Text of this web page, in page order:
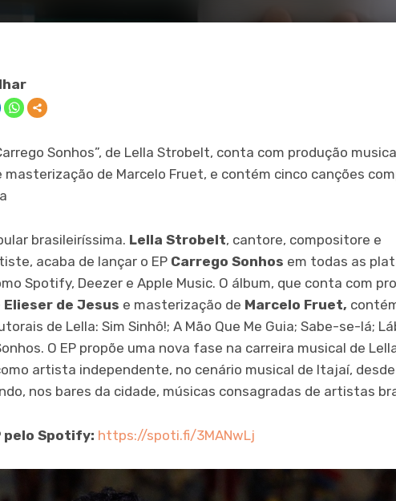
Sonhos”, de Lella Strobelt, conta com produção
masterização de Marcelo Fruet, e contém cinco canções
brasileiríssima. Lella Strobelt, cantore, compositore e
acaba de lançar o EP Carrego Sonhos em todas as
Spotify, Deezer e Apple Music. O álbum, que conta com
Elieser de Jesus e masterização de Marcelo Fruet,
de Lella: Sim Sinhô!; A Mão Que Me Guia; Sabe-se-lá;
O EP propõe uma nova fase na carreira musical de
artista independente, no cenário musical de Itajaí, desde
nos bares da cidade, músicas consagradas de artistas
pelo Spotify: https://spoti.fi/3MANwLj